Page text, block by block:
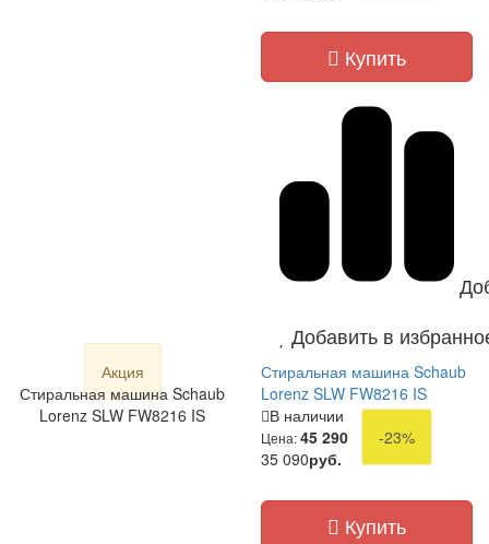
Купить
Добавить в
Акция
Стиральная машина Schaub
Lorenz SLW FW8216 IS
Стиральная машина Schaub
Lorenz SLW FW8216 IS
В наличии
Цена:45 290
-23%
35 090руб.
Купить